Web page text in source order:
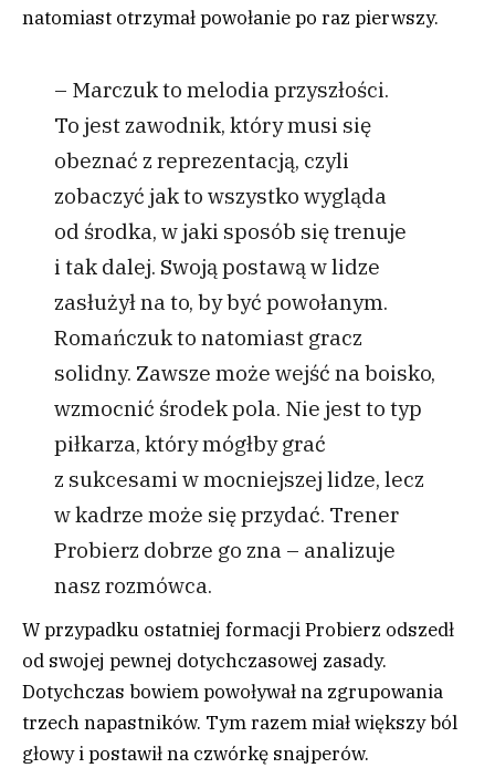
natomiast otrzymał powołanie po raz pierwszy.
– Marczuk to melodia przyszłości.
To jest zawodnik, który musi się
obeznać z reprezentacją, czyli
zobaczyć jak to wszystko wygląda
od środka, w jaki sposób się trenuje
i tak dalej. Swoją postawą w lidze
zasłużył na to, by być powołanym.
Romańczuk to natomiast gracz
solidny. Zawsze może wejść na boisko,
wzmocnić środek pola. Nie jest to typ
piłkarza, który mógłby grać
z sukcesami w mocniejszej lidze, lecz
w kadrze może się przydać. Trener
Probierz dobrze go zna – analizuje
nasz rozmówca.
W przypadku ostatniej formacji Probierz odszedł
od swojej pewnej dotychczasowej zasady.
Dotychczas bowiem powoływał na zgrupowania
trzech napastników. Tym razem miał większy ból
głowy i postawił na czwórkę snajperów.